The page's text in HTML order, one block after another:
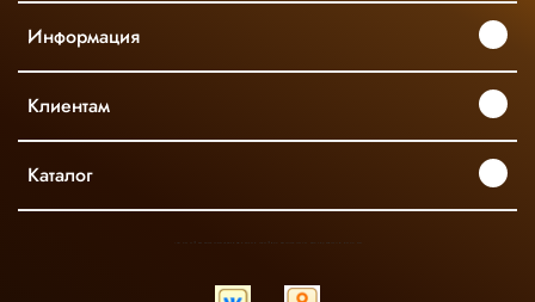
Информация
Клиентам
Каталог